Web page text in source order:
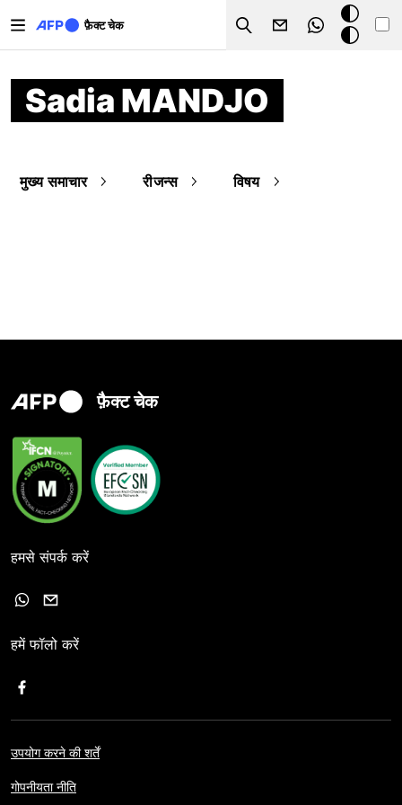
फ़ैक्ट चेक
Search
डार्क
मोड
Sadia MANDJO
मुख्य समाचार रीजन्स विषय
फ़ैक्ट चेक
हमसे संपर्क करें
हमें फॉलो करें
उपयोग करने की शर्तें
गोपनीयता नीति